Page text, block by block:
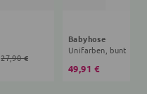
27,90 €
Babyhose
Unifarben, bunt
49,91 €